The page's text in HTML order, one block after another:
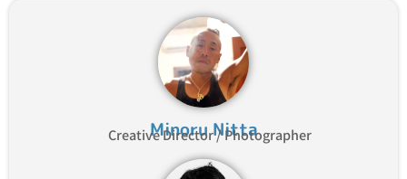
Minoru Nitta
Creative Director / Photographer